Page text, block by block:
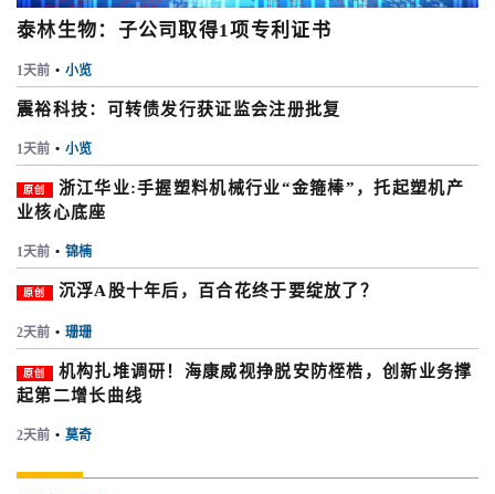
泰林生物：子公司取得1项专利证书
1天前 • 小览
震裕科技：可转债发行获证监会注册批复
1天前 • 小览
原创
浙江华业:手握塑料机械行业“金箍棒”，托起塑机产
业核心底座
1天前 • 锦楠
原创 沉浮A股十年后，百合花终于要绽放了？
2天前 • 珊珊
原创
机构扎堆调研！海康威视挣脱安防桎梏，创新业务撑
起第二增长曲线
2天前 • 莫奇